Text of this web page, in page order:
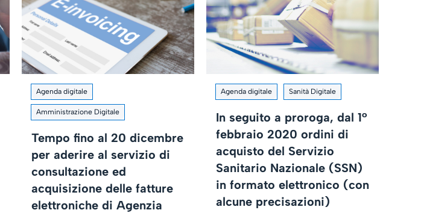
Agenda digitale
Amministrazione Digitale
Tempo fino al 20 dicembre
per aderire al servizio di
consultazione ed
acquisizione delle fatture
elettroniche di Agenzia
Agenda digitale Sanità Digitale
In seguito a proroga, dal 1°
febbraio 2020 ordini di
acquisto del Servizio
Sanitario Nazionale (SSN)
in formato elettronico (con
alcune precisazioni)